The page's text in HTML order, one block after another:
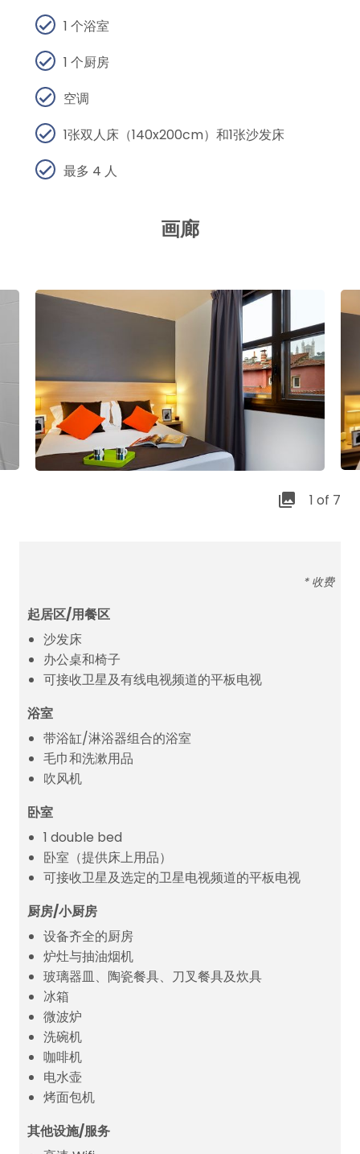
1 个浴室
1 个厨房
空调
1张双人床（140x200cm）和1张沙发床
最多 4 人
画廊
1 of 7
* 收费
起居区/用餐区
沙发床
办公桌和椅子
可接收卫星及有线电视频道的平板电视
浴室
带浴缸/淋浴器组合的浴室
毛巾和洗漱用品
吹风机
卧室
1 double bed
卧室（提供床上用品）
可接收卫星及选定的卫星电视频道的平板电视
厨房/小厨房
设备齐全的厨房
炉灶与抽油烟机
玻璃器皿、陶瓷餐具、刀叉餐具及炊具
冰箱
微波炉
洗碗机
咖啡机
电水壶
烤面包机
其他设施/服务